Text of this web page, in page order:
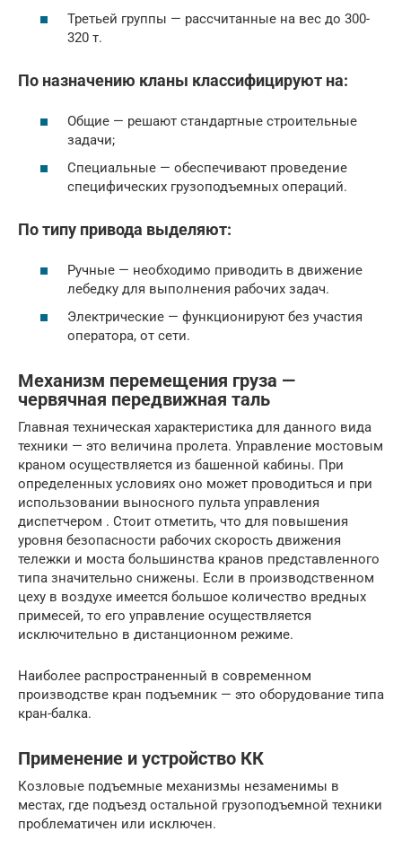
Третьей группы — рассчитанные на вес до 300-
320 т.
По назначению кланы классифицируют на:
Общие — решают стандартные строительные
задачи;
Специальные — обеспечивают проведение
специфических грузоподъемных операций.
По типу привода выделяют:
Ручные — необходимо приводить в движение
лебедку для выполнения рабочих задач.
Электрические — функционируют без участия
оператора, от сети.
Механизм перемещения груза —
червячная передвижная таль
Главная техническая характеристика для данного вида
техники — это величина пролета. Управление мостовым
краном осуществляется из башенной кабины. При
определенных условиях оно может проводиться и при
использовании выносного пульта управления
диспетчером . Стоит отметить, что для повышения
уровня безопасности рабочих скорость движения
тележки и моста большинства кранов представленного
типа значительно снижены. Если в производственном
цеху в воздухе имеется большое количество вредных
примесей, то его управление осуществляется
исключительно в дистанционном режиме.
Наиболее распространенный в современном
производстве кран подъемник — это оборудование типа
кран-балка.
Применение и устройство КК
Козловые подъемные механизмы незаменимы в
местах, где подъезд остальной грузоподъемной техники
проблематичен или исключен.